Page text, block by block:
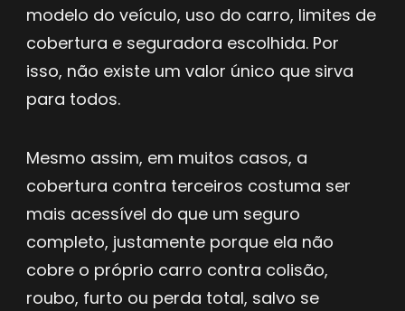
modelo do veículo, uso do carro, limites de
cobertura e seguradora escolhida. Por
isso, não existe um valor único que sirva
para todos.
Mesmo assim, em muitos casos, a
cobertura contra terceiros costuma ser
mais acessível do que um seguro
completo, justamente porque ela não
cobre o próprio carro contra colisão,
roubo, furto ou perda total, salvo se